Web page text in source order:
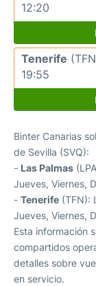
12:20
Tenerife
19:55
Binter Canarias
de Sevilla (SVQ):
- Las Palmas
Jueves, Viernes,
- Tenerife (TFN):
Jueves, Viernes,
Esta información
compartidos
detalles sobre
en servicio.